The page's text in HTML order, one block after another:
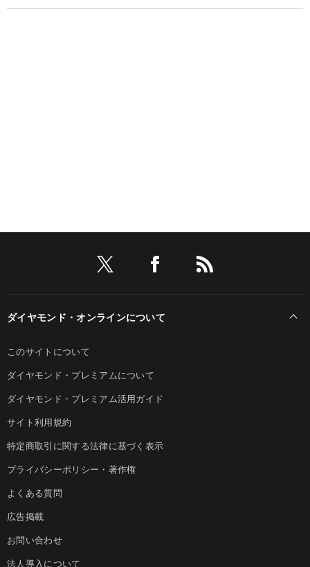
ダイヤモンド・オンラインについて
このサイトについて
ダイヤモンド・プレミアムについて
ダイヤモンド・プレミアム活用ガイド
サイト利用規約
特定商取引に関する法律に基づく表示
プライバシーポリシー・著作権
よくある質問
広告掲載
お問い合わせ
法人導入について